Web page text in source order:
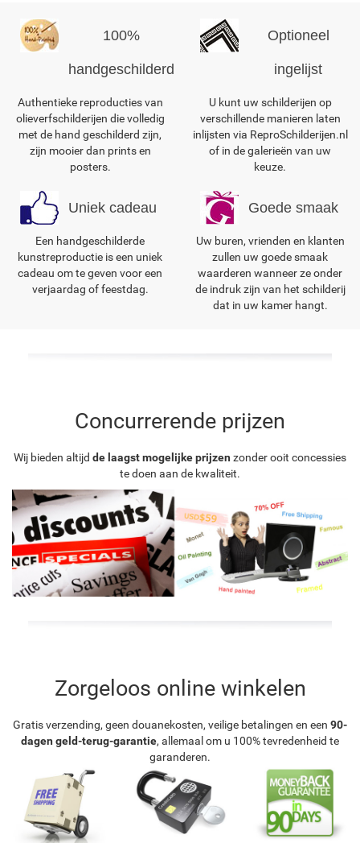
100%
handgeschilderd
Authentieke reproducties van
olieverfschilderijen die volledig
met de hand geschilderd zijn,
zijn mooier dan prints en
posters.
Optioneel
ingelijst
U kunt uw schilderijen op
verschillende manieren laten
inlijsten via ReproSchilderijen.nl
of in de galerieën van uw
keuze.
Uniek cadeau
Een handgeschilderde
kunstreproductie is een uniek
cadeau om te geven voor een
verjaardag of feestdag.
Goede smaak
Uw buren, vrienden en klanten
zullen uw goede smaak
waarderen wanneer ze onder
de indruk zijn van het schilderij
dat in uw kamer hangt.
Concurrerende prijzen
Wij bieden altijd de laagst mogelijke prijzen zonder ooit concessies
te doen aan de kwaliteit.
Zorgeloos online winkelen
Gratis verzending, geen douanekosten, veilige betalingen en een 90-
dagen geld-terug-garantie, allemaal om u 100% tevredenheid te
garanderen.